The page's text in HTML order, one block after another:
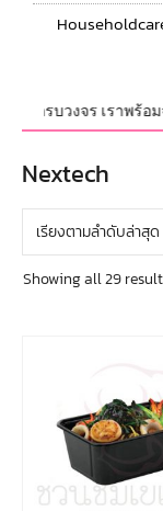
รบวงจร เราพร้อมจ
Nextech
Showing all 29